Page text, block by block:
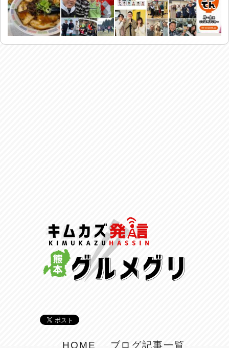
HOME ブログ記事一覧